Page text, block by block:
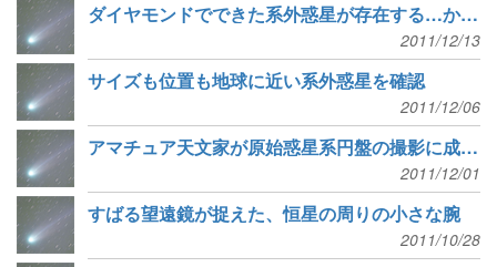
ダイヤモンドでできた系外惑星が存在する…かもしれない
2011/12/13
サイズも位置も地球に近い系外惑星を確認
2011/12/06
アマチュア天文家が原始惑星系円盤の撮影に成功！
2011/12/01
すばる望遠鏡が捉えた、恒星の周りの小さな腕
2011/10/28